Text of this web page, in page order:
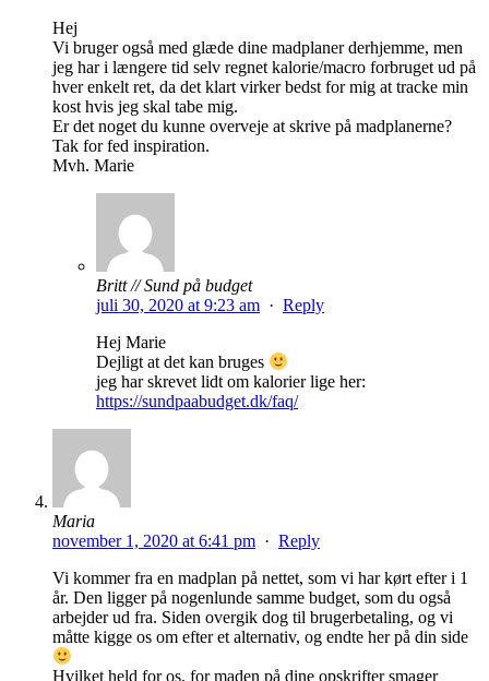
Hej
Vi bruger også med glæde dine madplaner derhjemme, men
jeg har i længere tid selv regnet kalorie/macro forbruget ud på
hver enkelt ret, da det klart virker bedst for mig at tracke min
kost hvis jeg skal tabe mig.
Er det noget du kunne overveje at skrive på madplanerne?
Tak for fed inspiration.
Mvh. Marie
Britt // Sund på budget
juli 30, 2020 at 9:23 am · Reply
Hej Marie
Dejligt at det kan bruges
jeg har skrevet lidt om kalorier lige her:
https://sundpaabudget.dk/faq/
Maria
november 1, 2020 at 6:41 pm · Reply
Vi kommer fra en madplan på nettet, som vi har kørt efter i 1
år. Den ligger på nogenlunde samme budget, som du også
arbejder ud fra. Siden overgik dog til brugerbetaling, og vi
måtte kigge os om efter et alternativ, og endte her på din side
Hvilket held for os, for maden på dine opskrifter smager